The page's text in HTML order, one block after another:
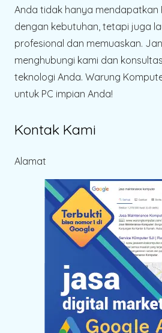
Anda tidak hanya mendapatkan
dengan kebutuhan, tetapi juga
profesional dan memuaskan.
menghubungi kami dan
teknologi Anda. Warung
untuk PC impian Anda!
Kontak Kami
Alamat